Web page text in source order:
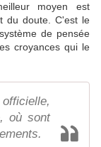
moyen est
du doute. C'est le
de pensée
croyances qui le
où sont